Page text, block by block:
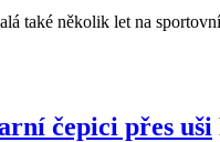
také několik let na
čepici přes uši